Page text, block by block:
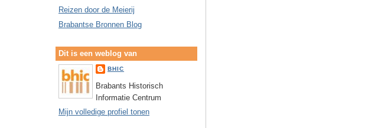
Reizen door de Meierij
Brabantse Bronnen Blog
Dit is een weblog van
BHIC
Brabants Historisch
Informatie Centrum
Mijn volledige profiel tonen